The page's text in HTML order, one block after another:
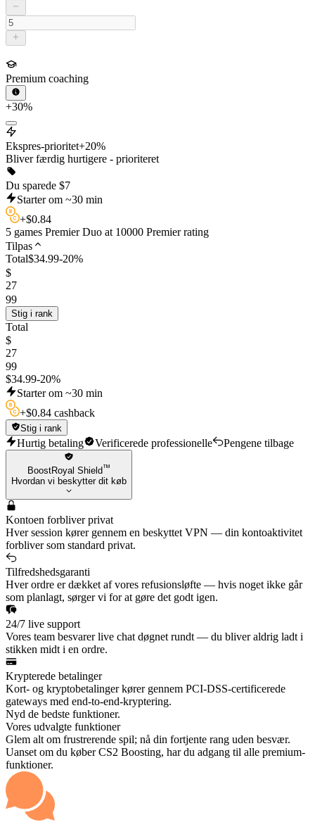
Premium coaching
+30%
Ekspres-prioritet+20%
Bliver færdig hurtigere - prioriteret
Du sparede $7
Starter om ~30 min
+$0.84
5 games Premier Duo at 10000 Premier rating
Tilpas
Total$34.99-20%
$
27
99
Stig i rank
Total
$
27
99
$34.99-20%
Starter om ~30 min
+$0.84 cashback
Stig i rank
Hurtig betaling Verificerede professionelle Pengene tilbage
BoostRoyal Shield™
Hvordan vi beskytter dit køb
Kontoen forbliver privat
Hver session kører gennem en beskyttet VPN — din kontoaktivitet
forbliver som standard privat.
Tilfredshedsgaranti
Hver ordre er dækket af vores refusionsløfte — hvis noget ikke går
som planlagt, sørger vi for at gøre det godt igen.
24/7 live support
Vores team besvarer live chat døgnet rundt — du bliver aldrig ladt i
stikken midt i en ordre.
Krypterede betalinger
Kort- og kryptobetalinger kører gennem PCI-DSS-certificerede
gateways med end-to-end-kryptering.
Nyd de bedste funktioner.
Vores udvalgte funktioner
Glem alt om frustrerende spil; nå din fortjente rang uden besvær.
Uanset om du køber CS2 Boosting, har du adgang til alle premium-
funktioner.